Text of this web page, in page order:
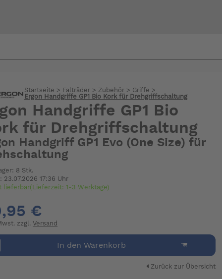
Startseite > Falträder> Zubehör> Griffe >
Ergon Handgriffe GP1 Bio Kork für Drehgriffschaltung
Handgriffe GP1 Bio
für Drehgriffschaltung
Handgriff GP1 Evo (One Size) für
8 Stk.
23.07.2026 17:36 Uhr
lieferbar(Lieferzeit: 1-3 Werktage)
€
zzgl. Versand
In den Warenkorb
Zurück zur Übersicht